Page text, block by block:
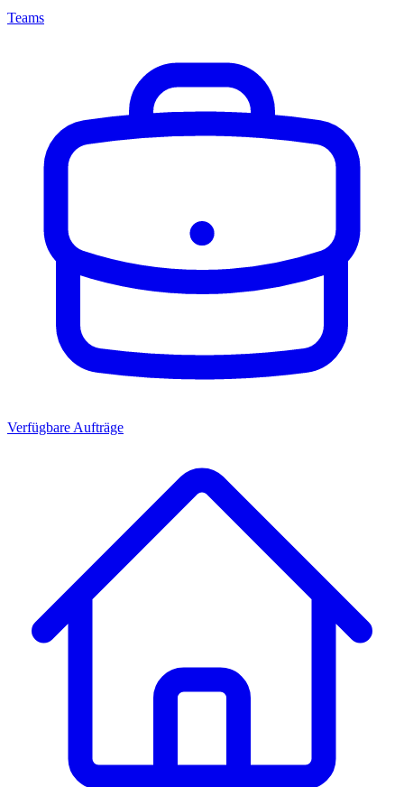
Teams
Verfügbare Aufträge